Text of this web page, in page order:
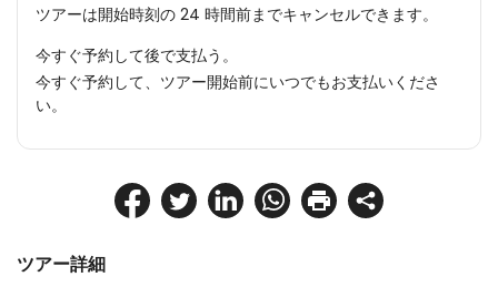
ツアー詳細
ツアーは開始時刻の 24 時間前までキャンセルできます。
今すぐ予約して後で支払う。
今すぐ予約して、ツアー開始前にいつでもお支払いくださ
い。